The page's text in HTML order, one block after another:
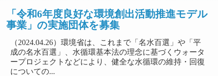
「令和6年度良好な環境創出活動推進モデル
事業」の実施団体を募集
（2024.04.26）環境省は、これまで「名水百選」や「平
成の名水百選」、水循環基本法の理念に基づくウォータ
ープロジェクトなどにより、健全な水循環の維持・回復
についての...